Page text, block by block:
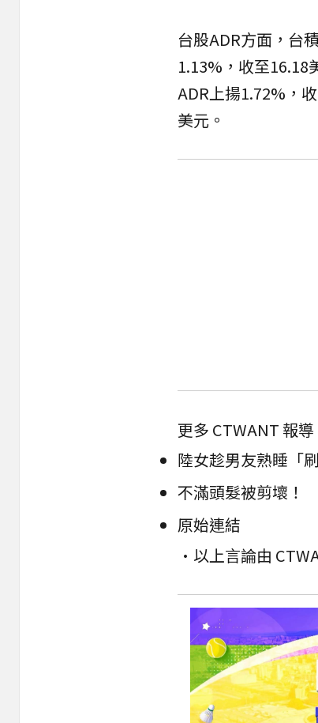
台股ADR方面，台
1.13%，收至16.18
ADR上揚1.72%，
美元。
更多 CTWANT 報導
陸女趁男友熟睡「
不滿頭髮被剪壞！
原始連結
•以上言論由